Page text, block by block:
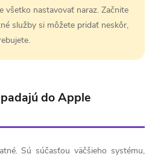
všetko nastavovať naraz. Začnite
služby si môžete pridať neskôr,
do Apple
Sú súčasťou väčšieho systému,